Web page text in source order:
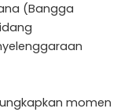
(Bangga
momen